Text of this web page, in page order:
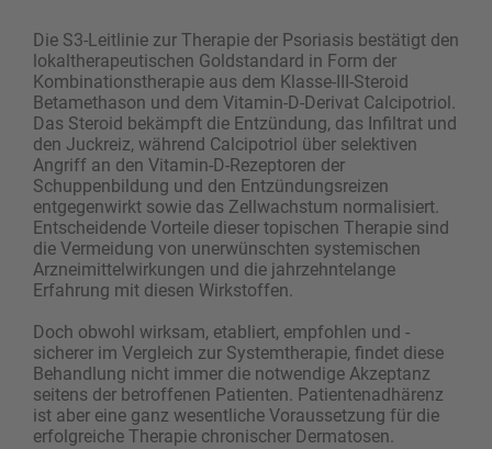
Die S3-Leitlinie zur Therapie der Psoriasis bestätigt den
lokaltherapeutischen Goldstandard in Form der
Kombinationstherapie aus dem Klasse-III-Steroid
Betamethason und dem Vitamin-D-Derivat Calcipotriol.
Das Steroid bekämpft die Entzündung, das Infiltrat und
den Juckreiz, während Calcipotriol über selektiven
Angriff an den Vitamin-D-Rezeptoren der
Schuppenbildung und den Entzündungsreizen
entgegenwirkt sowie das Zellwachstum normalisiert.
Entscheidende Vorteile dieser topischen Therapie sind
die Vermeidung von unerwünschten systemischen
Arzneimittelwirkungen und die jahrzehntelange
Erfahrung mit diesen Wirkstoffen.
Doch obwohl wirksam, etabliert, empfohlen und ­
sicherer im Vergleich zur Systemtherapie, findet diese
Behandlung nicht immer die notwendige Akzeptanz
seitens der betroffenen Patienten. Patientenadhärenz
ist aber eine ganz wesentliche Voraussetzung für die
erfolgreiche Therapie chronischer Dermatosen.